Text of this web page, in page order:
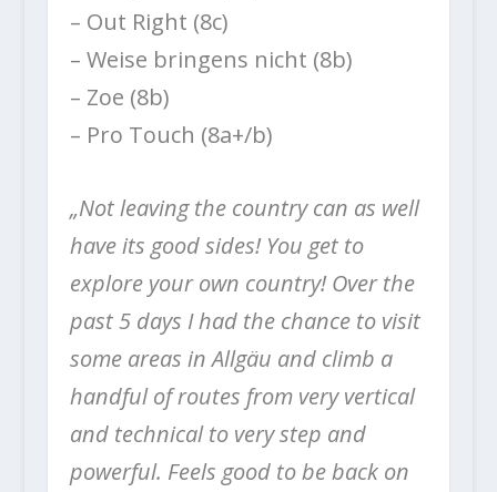
– Out Right (8c)
– Weise bringens nicht (8b)
– Zoe (8b)
– Pro Touch (8a+/b)
„Not leaving the country can as well
have its good sides! You get to
explore your own country! Over the
past 5 days I had the chance to visit
some areas in Allgäu and climb a
handful of routes from very vertical
and technical to very step and
powerful. Feels good to be back on